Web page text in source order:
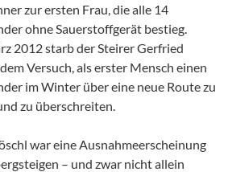
zur ersten Frau, die alle 14
ohne Sauerstoffgerät bestieg.
2012 starb der Steirer Gerfried
Versuch, als erster Mensch einen
im Winter über eine neue Route zu
zu überschreiten.
war eine Ausnahmeerscheinung
– und zwar nicht allein